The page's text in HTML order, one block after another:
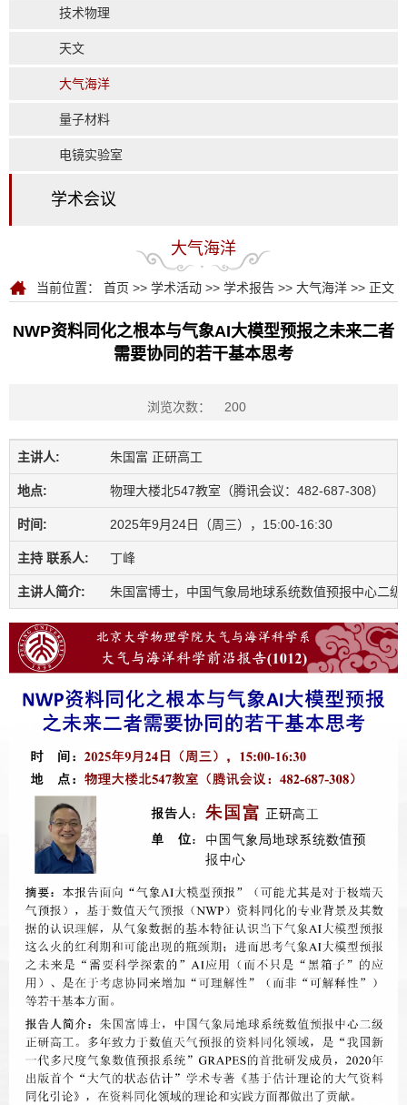
技术物理
天文
大气海洋
量子材料
电镜实验室
学术会议
大气海洋
当前位置： 首页 >> 学术活动 >> 学术报告 >> 大气海洋 >> 正文
NWP资料同化之根本与气象AI大模型预报之未来二者
需要协同的若干基本思考
浏览次数： 200
主讲人: 朱国富 正研高工
地点: 物理大楼北547教室（腾讯会议：482-687-308）
时间: 2025年9月24日（周三），15:00-16:30
主持 联系人: 丁峰
主讲人简介: 朱国富博士，中国气象局地球系统数值预报中心二